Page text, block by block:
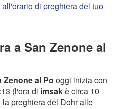
all'orario di preghiera del tuo
a San Zenone al
Zenone al Po oggi inizia con
(l'ora di imsakè circa 10
preghiera del Dohr alle